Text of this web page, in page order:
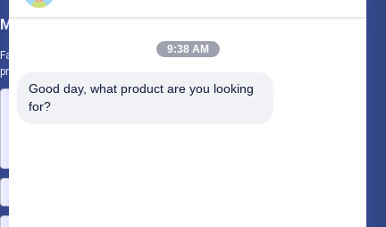
Mail nous
Faites-nous part de vos besoins. Nous connecterons les meilleurs
produits avec vous.
9:38 AM
Good day, what product are you looking
for?